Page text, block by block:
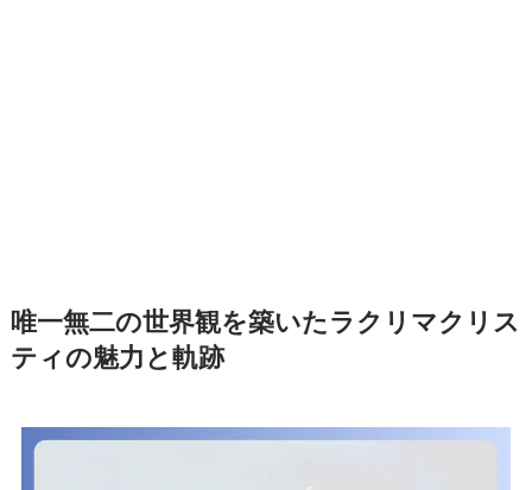
唯一無二の世界観を築いたラクリマクリス
ティの魅力と軌跡